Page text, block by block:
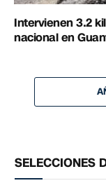
Intervienen 3.2
nacional en
SELECCIONES